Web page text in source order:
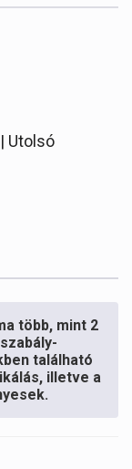
Utolsó
több, mint 2
található
illetve a